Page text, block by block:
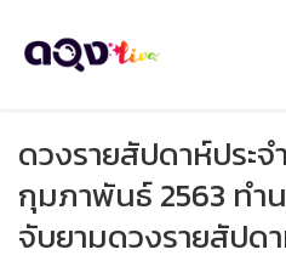
ดวงรายสัปดาห์ประ
กุมภาพันธ์ 2563 ทำ
จับยามดวงรายสัปด